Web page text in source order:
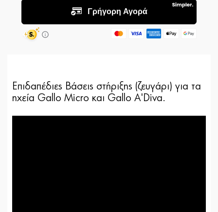
Επιδαπέδιες Βάσεις στήριξης (ζευγάρι) για τα
ηχεία Gallo Micro και Gallo A'Diva.